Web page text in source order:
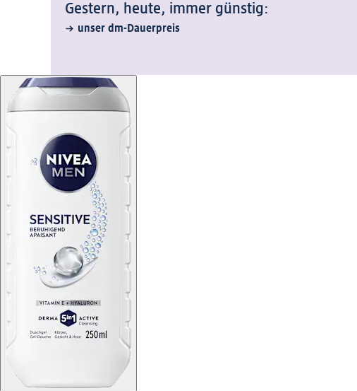
Gestern, heute, immer günstig:
unser dm-Dauerpreis